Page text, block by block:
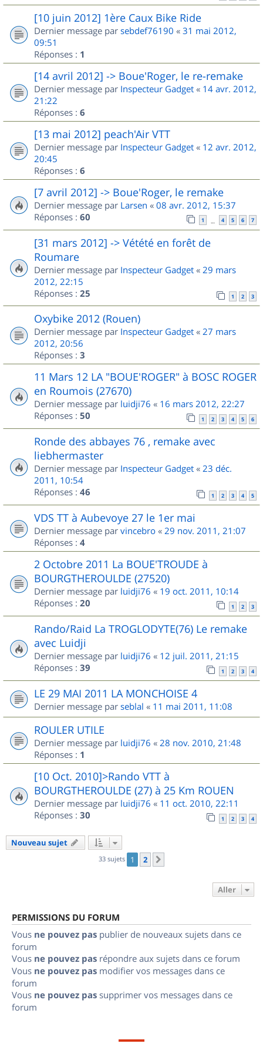
[10 juin 2012] 1ère Caux Bike Ride
Dernier message par sebdef76190 « 31 mai 2012,
09:51
Réponses : 1
[14 avril 2012] -> Boue'Roger, le re-remake
Dernier message par Inspecteur Gadget « 14 avr. 2012,
21:22
Réponses : 6
[13 mai 2012] peach'Air VTT
Dernier message par Inspecteur Gadget « 12 avr. 2012,
20:45
Réponses : 6
[7 avril 2012] -> Boue'Roger, le remake
Dernier message par Larsen « 08 avr. 2012, 15:37
Réponses : 60 1 … 4 5 6 7
[31 mars 2012] -> Vétété en forêt de
Roumare
Dernier message par Inspecteur Gadget « 29 mars
2012, 22:15
Réponses : 25 1 2 3
Oxybike 2012 (Rouen)
Dernier message par Inspecteur Gadget « 27 mars
2012, 20:56
Réponses : 3
11 Mars 12 LA "BOUE'ROGER" à BOSC ROGER
en Roumois (27670)
Dernier message par luidji76 « 16 mars 2012, 22:27
Réponses : 50 1 2 3 4 5 6
Ronde des abbayes 76 , remake avec
liebhermaster
Dernier message par Inspecteur Gadget « 23 déc.
2011, 10:54
Réponses : 46 1 2 3 4 5
VDS TT à Aubevoye 27 le 1er mai
Dernier message par vincebro « 29 nov. 2011, 21:07
Réponses : 4
2 Octobre 2011 La BOUE'TROUDE à
BOURGTHEROULDE (27520)
Dernier message par luidji76 « 19 oct. 2011, 10:14
Réponses : 20 1 2 3
Rando/Raid La TROGLODYTE(76) Le remake
avec Luidji
Dernier message par luidji76 « 12 juil. 2011, 21:15
Réponses : 39 1 2 3 4
LE 29 MAI 2011 LA MONCHOISE 4
Dernier message par seblal « 11 mai 2011, 11:08
ROULER UTILE
Dernier message par luidji76 « 28 nov. 2010, 21:48
Réponses : 1
[10 Oct. 2010]>Rando VTT à
BOURGTHEROULDE (27) à 25 Km ROUEN
Dernier message par luidji76 « 11 oct. 2010, 22:11
Réponses : 30 1 2 3 4
Nouveau sujet
33 sujets 1 2
Aller
PERMISSIONS DU FORUM
Vous ne pouvez pas publier de nouveaux sujets dans ce
forum
Vous ne pouvez pas répondre aux sujets dans ce forum
Vous ne pouvez pas modifier vos messages dans ce
forum
Vous ne pouvez pas supprimer vos messages dans ce
forum